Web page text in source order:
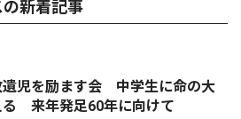
新着記事
遺児を励ます会 中学生に命の大
る 来年発足60年に向けて